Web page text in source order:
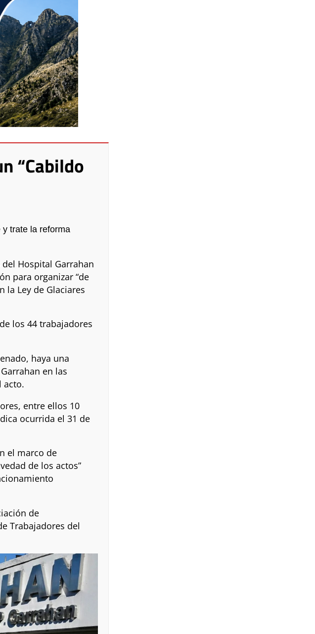
“Cabildo
trate la reforma
Hospital Garrahan
para organizar “de
la Ley de Glaciares
los 44 trabajadores
haya una
en las
acto.
entre ellos 10
ocurrida el 31 de
el marco de
de los actos”
de
Trabajadores del